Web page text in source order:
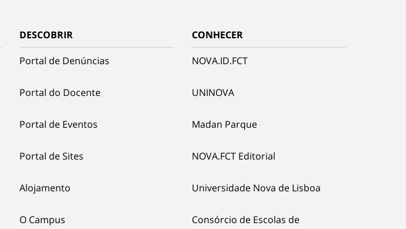
DESCOBRIR
Portal de Denúncias
Portal do Docente
Portal de Eventos
Portal de Sites
Alojamento
O Campus
CONHECER
NOVA.ID.FCT
UNINOVA
Madan Parque
NOVA.FCT Editorial
Universidade Nova de Lisboa
Consórcio de Escolas de